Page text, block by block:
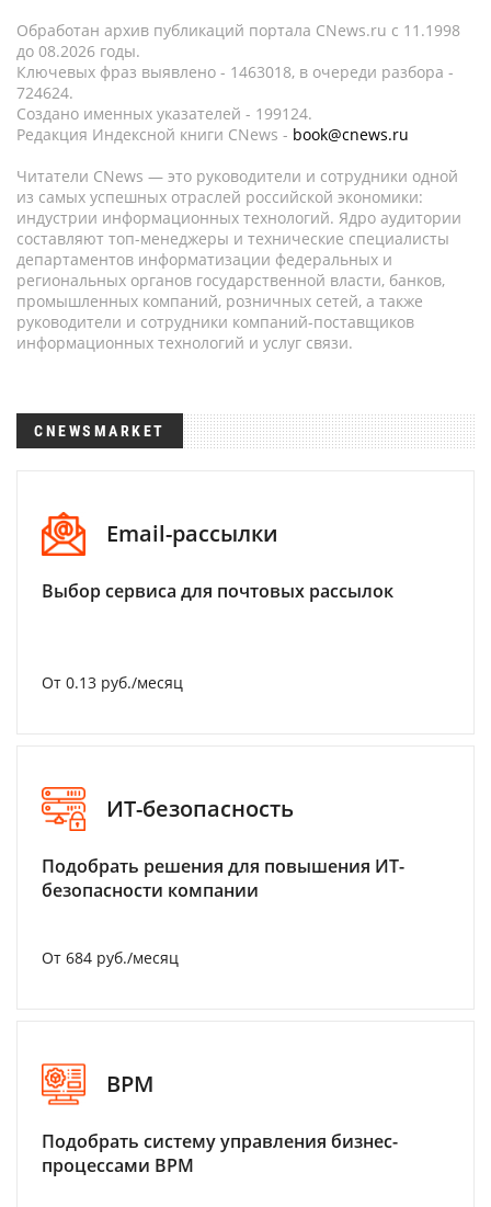
Обработан архив публикаций портала CNews.ru c 11.1998
до 08.2026 годы.
Ключевых фраз выявлено - 1463018, в очереди разбора -
724624.
Создано именных указателей - 199124.
Редакция Индексной книги CNews - book@cnews.ru
Читатели CNews — это руководители и сотрудники одной
из самых успешных отраслей российской экономики:
индустрии информационных технологий. Ядро аудитории
составляют топ-менеджеры и технические специалисты
департаментов информатизации федеральных и
региональных органов государственной власти, банков,
промышленных компаний, розничных сетей, а также
руководители и сотрудники компаний-поставщиков
информационных технологий и услуг связи.
CNEWSMARKET
Email-рассылки
Выбор сервиса для почтовых рассылок
От 0.13 руб./месяц
ИТ-безопасность
Подобрать решения для повышения ИТ-
безопасности компании
От 684 руб./месяц
BPM
Подобрать систему управления бизнес-
процессами BPM